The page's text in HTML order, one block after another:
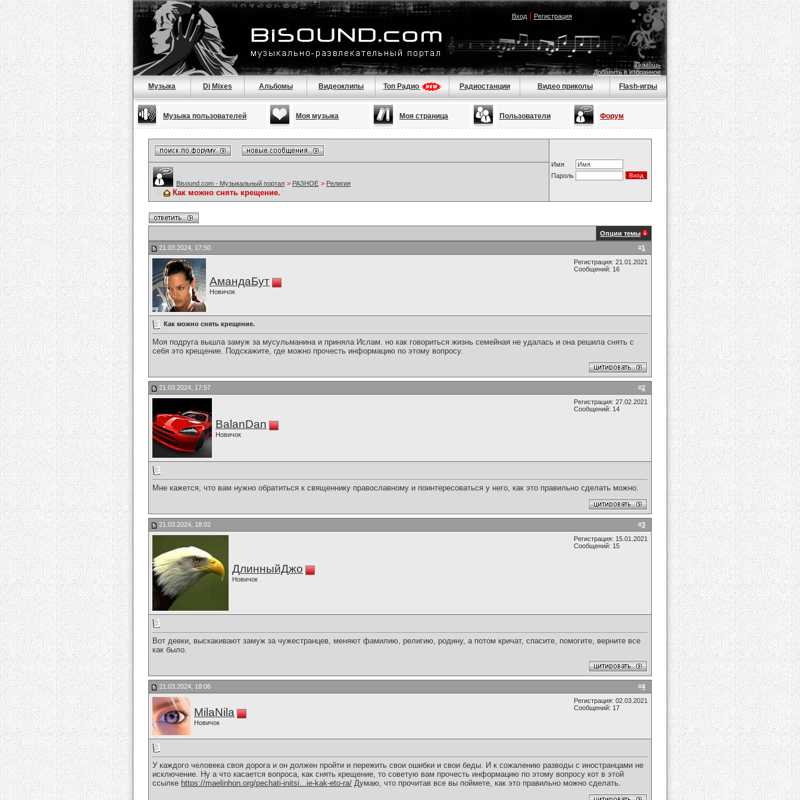
Вход| Регистрация
Помощь
Добавить в избранное
Музыка Dj Mixes Альбомы Видеоклипы Топ Радио Радиостанции Видео приколы Flash-игры
Музыка пользователей Моя музыка Моя страница Пользователи Форум
Имя
Пароль
Bisound.com - Музыкальный портал > РАЗНОЕ > Религия
Как можно снять крещение.
Опции темы
#1
21.03.2024, 17:50
АмандаБут
Новичок
Регистрация: 21.01.2021
Сообщений: 16
Как можно снять крещение.
Моя подруга вышла замуж за мусульманина и приняла Ислам. но как говориться жизнь семейная не удалась и она решила снять с
себя это крещение. Подскажите, где можно прочесть информацию по этому вопросу.
#2
21.03.2024, 17:57
BalanDan
Новичок
Регистрация: 27.02.2021
Сообщений: 14
Мне кажется, что вам нужно обратиться к священнику православному и поинтересоваться у него, как это правильно сделать можно.
#3
21.03.2024, 18:02
ДлинныйДжо
Новичок
Регистрация: 15.01.2021
Сообщений: 15
Вот девки, выскакивают замуж за чужестранцев, меняют фамилию, религию, родину, а потом кричат, спасите, помогите, верните все
как было.
#4
21.03.2024, 18:06
MilaNila
Новичок
Регистрация: 02.03.2021
Сообщений: 17
У каждого человека своя дорога и он должен пройти и пережить свои ошибки и свои беды. И к сожалению разводы с иностранцами не
исключение. Ну а что касается вопроса, как снять крещение, то советую вам прочесть информацию по этому вопросу кот в этой
ссылке https://maelinhon.org/pechati-initsi...ie-kak-eto-ra/ Думаю, что прочитав все вы поймете, как это правильно можно сделать.